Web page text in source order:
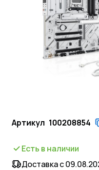
Артикул 100208854
Есть в наличии
Доставка с